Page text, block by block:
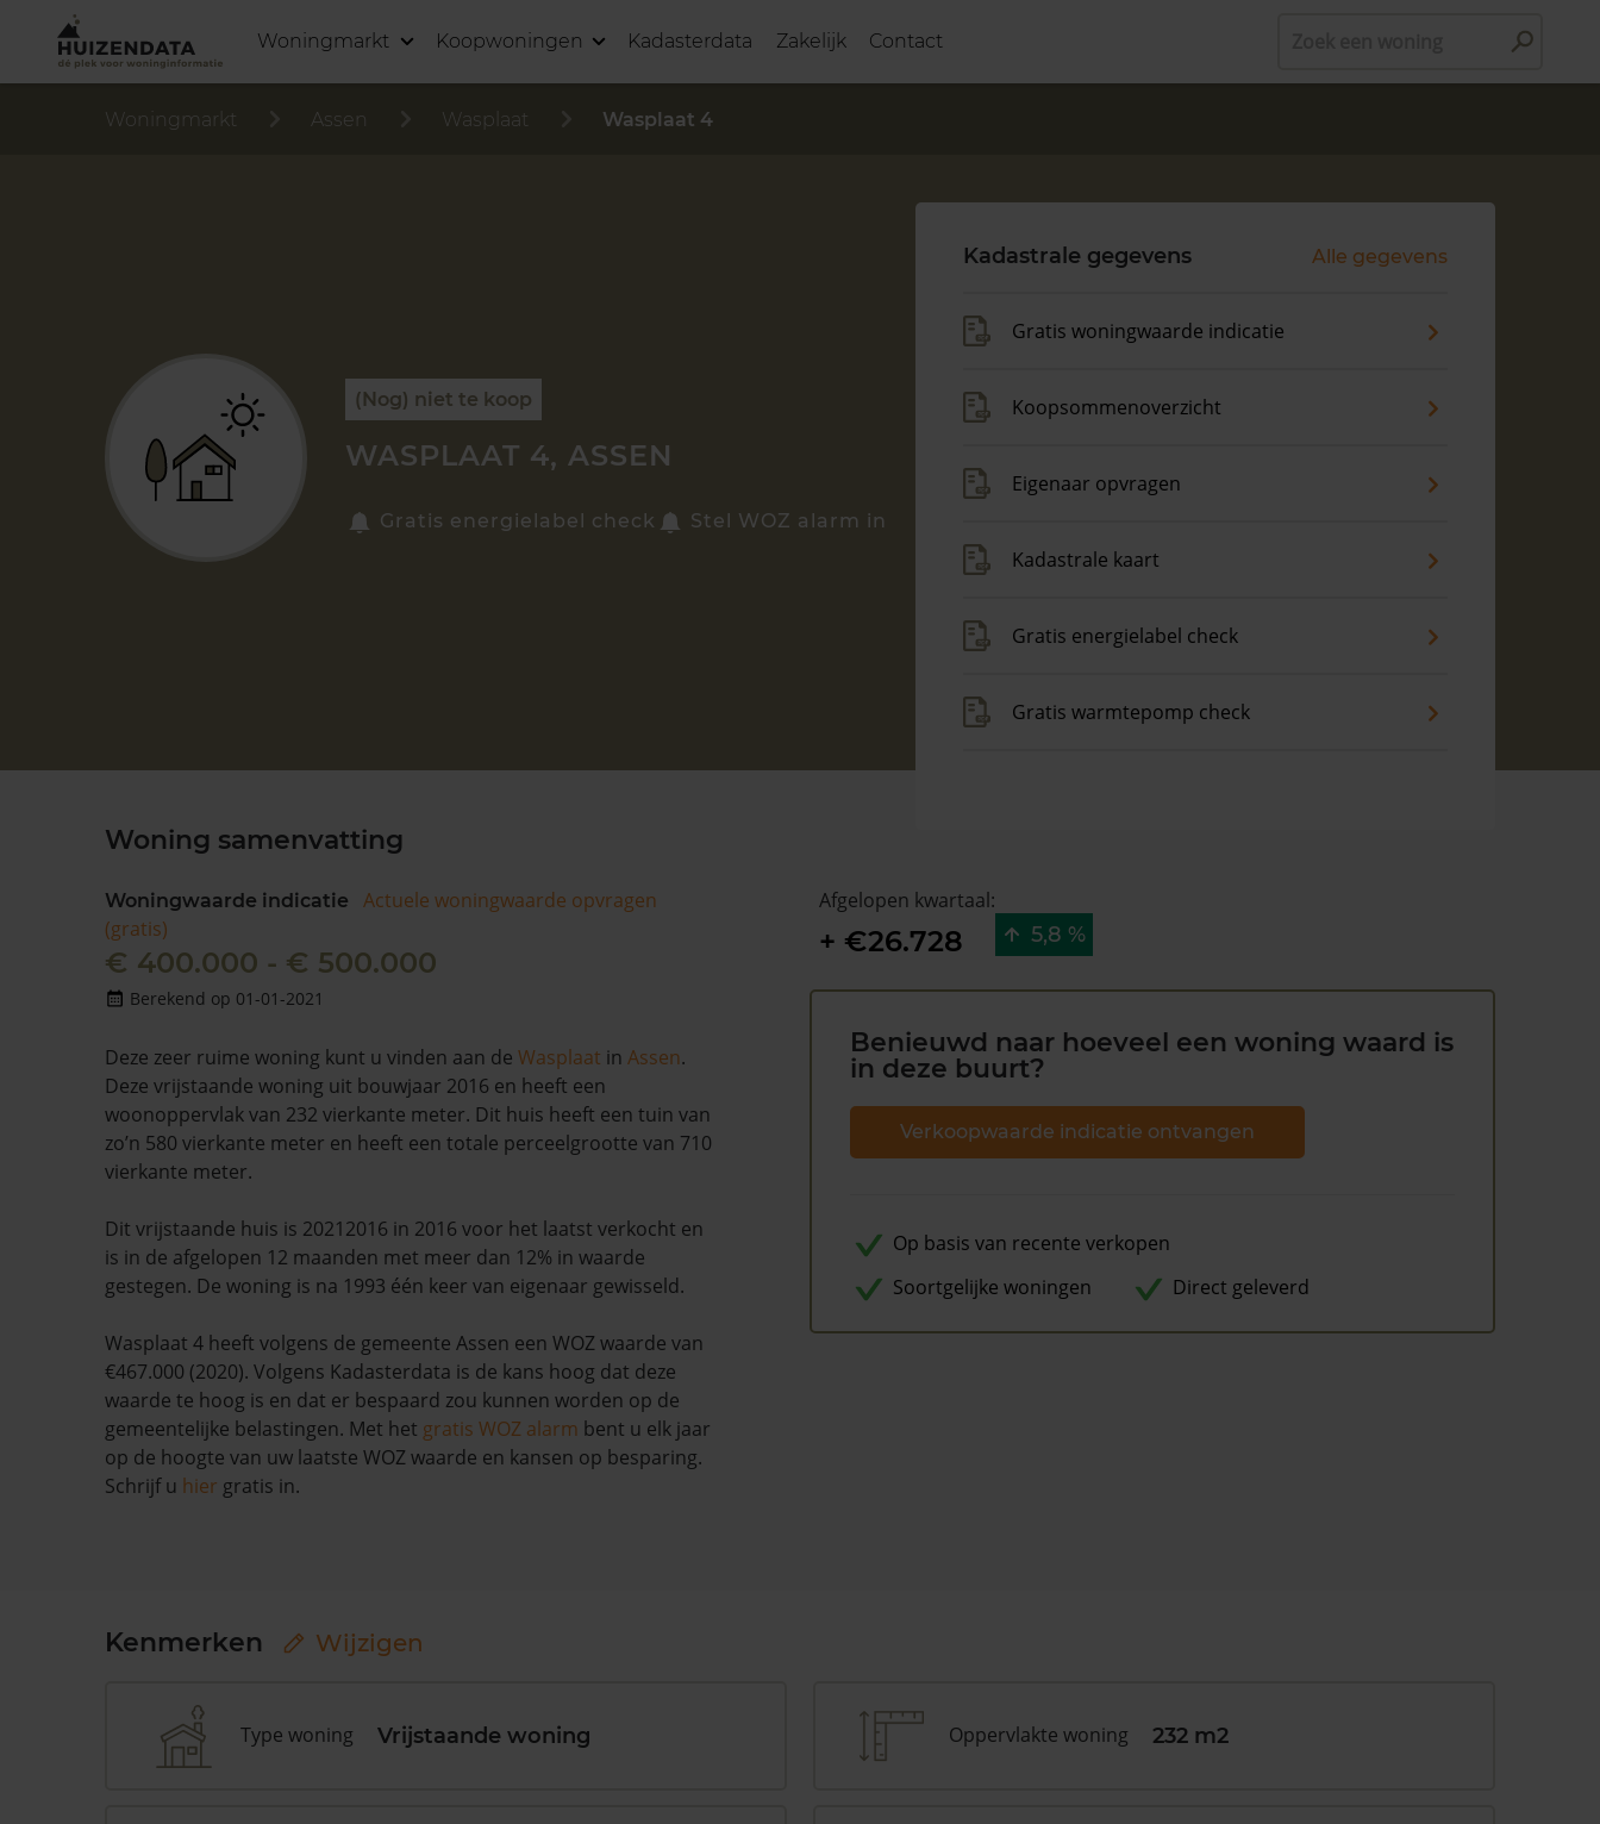
Woningmarkt Koopwoningen Kadasterdata Zakelijk Contact
Woningmarkt Assen Wasplaat Wasplaat 4
(Nog) niet te koop
WASPLAAT 4, ASSEN
Gratis energielabel check Stel WOZ alarm in
Kadastrale gegevens Alle gegevens
Gratis woningwaarde indicatie
Koopsommenoverzicht
Eigenaar opvragen
Kadastrale kaart
Gratis energielabel check
Gratis warmtepomp check
Woning samenvatting
Woningwaarde indicatie
Actuele woningwaarde opvragen
(gratis)
€ 400.000 - € 500.000
Berekend op 01-01-2021
Deze zeer ruime woning kunt u vinden aan de Wasplaat in Assen.
Deze vrijstaande woning uit bouwjaar 2016 en heeft een
woonoppervlak van 232 vierkante meter. Dit huis heeft een tuin van
zo’n 580 vierkante meter en heeft een totale perceelgrootte van 710
vierkante meter.
Dit vrijstaande huis is 20212016 in 2016 voor het laatst verkocht en
is in de afgelopen 12 maanden met meer dan 12% in waarde
gestegen. De woning is na 1993 één keer van eigenaar gewisseld.
Wasplaat 4 heeft volgens de gemeente Assen een WOZ waarde van
€467.000 (2020). Volgens Kadasterdata is de kans hoog dat deze
waarde te hoog is en dat er bespaard zou kunnen worden op de
gemeentelijke belastingen. Met het gratis WOZ alarm bent u elk jaar
op de hoogte van uw laatste WOZ waarde en kansen op besparing.
Schrijf u hier gratis in.
Afgelopen kwartaal:
+ €26.728 5,8 %
Benieuwd naar hoeveel een woning waard is
in deze buurt?
Verkoopwaarde indicatie ontvangen
Op basis van recente verkopen
Soortgelijke woningen
Direct geleverd
Kenmerken Wijzigen
Type woning Vrijstaande woning Oppervlakte woning 232 m2